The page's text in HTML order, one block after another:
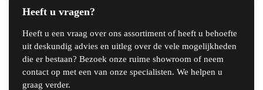
Heeft u vragen?
Heeft u een vraag over ons assortiment of heeft u behoefte
uit deskundig advies en uitleg over de vele mogelijkheden
die er bestaan? Bezoek onze ruime showroom of neem
contact op met een van onze specialisten. We helpen u
graag verder.